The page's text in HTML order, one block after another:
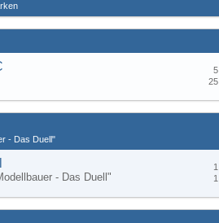
5
25
- Das Duell"
- Das Duell"
1
1